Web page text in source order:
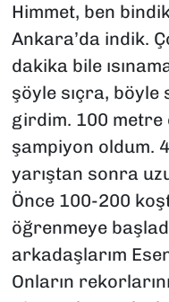
Himmet, ben
Ankara’da indik.
dakika bile
şöyle sıçra, böyle
girdim. 100 metre
şampiyon oldum.
yarıştan sonra
Önce 100-200
öğrenmeye
arkadaşlarım
Onların